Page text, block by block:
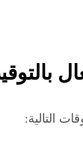
التالية: